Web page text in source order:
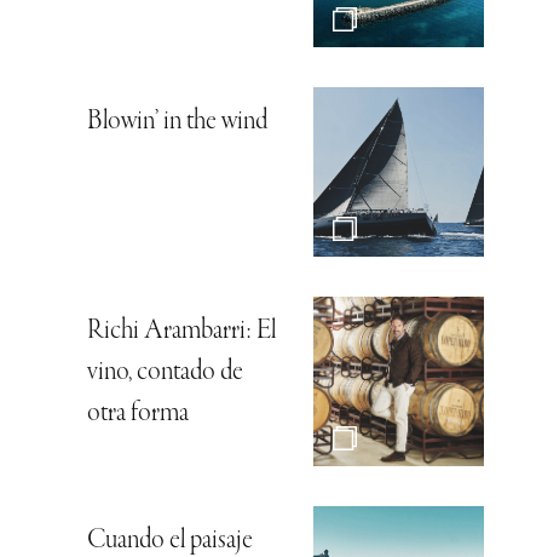
Blowin’ in the wind
Richi Arambarri: El
vino, contado de
otra forma
Cuando el paisaje